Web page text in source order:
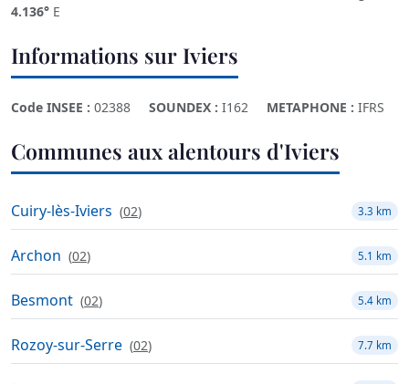
4.136° E
Informations sur Iviers
Code INSEE : 02388 SOUNDEX : I162 METAPHONE : IFRS
Communes aux alentours d'Iviers
Cuiry-lès-Iviers (02) 3.3 km
Archon (02) 5.1 km
Besmont (02) 5.4 km
Rozoy-sur-Serre (02) 7.7 km